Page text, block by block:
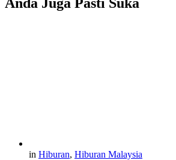
in Hiburan, Hiburan Malaysia